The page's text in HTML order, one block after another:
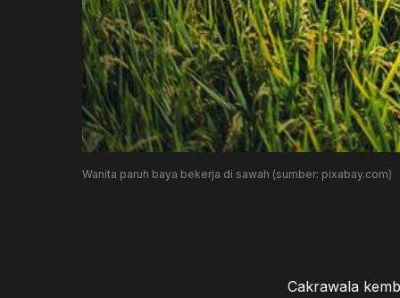
Wanita paruh baya bekerja di sawah (sumber: pixabay.com)
Cakrawala